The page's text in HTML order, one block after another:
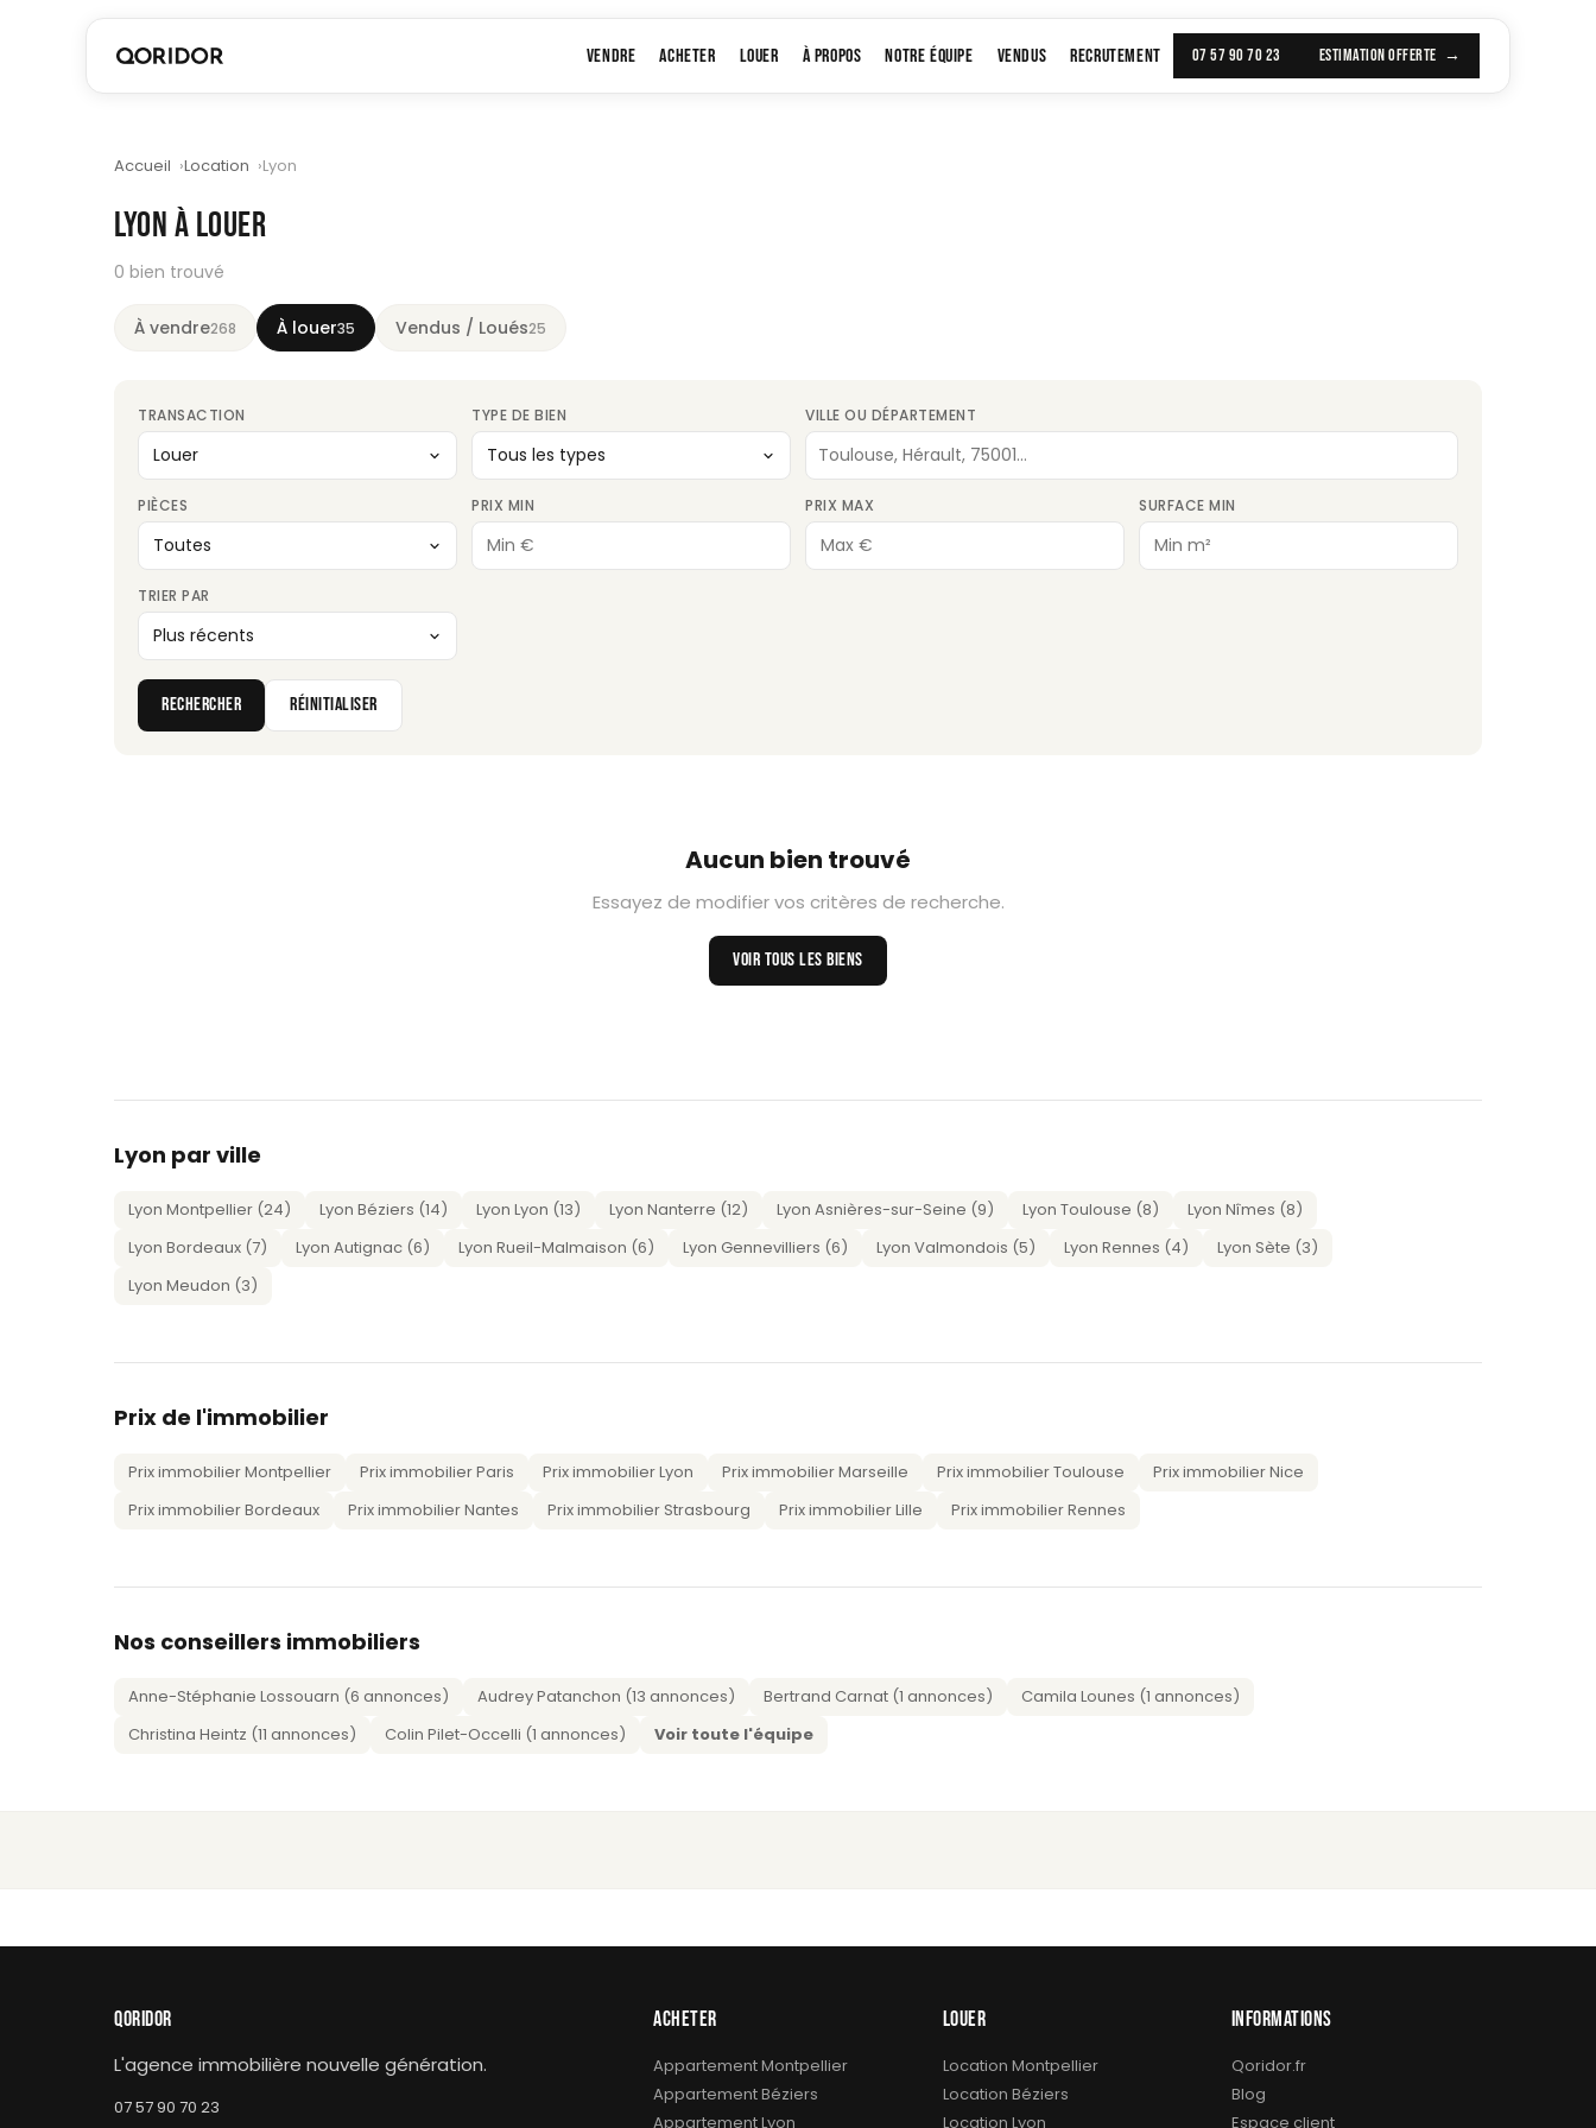
VENDRE ACHETER LOUER À PROPOS NOTRE ÉQUIPE VENDUS RECRUTEMENT 07 57 90 70 23 ESTIMATION OFFERTE
Accueil Location Lyon
LYON À LOUER
0 bien trouvé
À vendre268 À louer35 Vendus / Loués25
TRANSACTION TYPE DE BIEN VILLE OU DÉPARTEMENT
PIÈCES PRIX MIN PRIX MAX SURFACE MIN
TRIER PAR
RECHERCHER RÉINITIALISER
Aucun bien trouvé
Essayez de modifier vos critères de recherche.
VOIR TOUS LES BIENS
Lyon par ville
Lyon Montpellier (24) Lyon Béziers (14) Lyon Lyon (13) Lyon Nanterre (12) Lyon Asnières-sur-Seine (9) Lyon Toulouse (8)
Lyon Nîmes (8)
Lyon Bordeaux (7)
Lyon Autignac (6) Lyon Rueil-Malmaison (6) Lyon Gennevilliers (6) Lyon Valmondois (5) Lyon Rennes (4)
Lyon Sète (3)
Lyon Meudon (3)
Prix de l'immobilier
Prix immobilier Montpellier Prix immobilier Paris Prix immobilier Lyon Prix immobilier Marseille Prix immobilier Toulouse
Prix immobilier Nice
Prix immobilier Bordeaux
Prix immobilier Nantes Prix immobilier Strasbourg Prix immobilier Lille Prix immobilier Rennes
Nos conseillers immobiliers
Anne-Stéphanie Lossouarn (6 annonces) Audrey Patanchon (13 annonces) Bertrand Carnat (1 annonces)
Camila Lounes (1 annonces)
Christina Heintz (11 annonces)
Colin Pilet-Occelli (1 annonces) Voir toute l'équipe
QORIDOR
L'agence immobilière nouvelle génération.
07 57 90 70 23
ACHETER
Appartement Montpellier
Appartement Béziers
Appartement Lyon
LOUER
Location Montpellier
Location Béziers
Location Lyon
INFORMATIONS
Qoridor.fr
Blog
Espace client